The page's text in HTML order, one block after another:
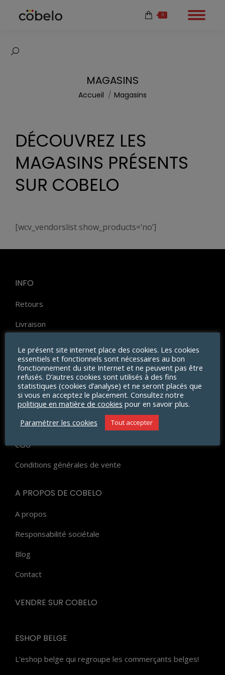
Recherche
0
MAGASINS
Vous êtes ici :
Accueil Magasins
DÉCOUVREZ LES
MAGASINS PRÉSENTS
SUR COBELO
[wcv_vendorslist show_products=’no’]
INFO
Retours
Livraison
FAQ
Politique d’avis
Vie privée
Mentions légales
CGU
Conditions générales de vente
A PROPOS DE COBELO
A propos
Responsabilité sociétale
Blog
Contact
VENDRE SUR COBELO
ESHOP BELGE
L'eshop belge qui regroupe les commerçants belges!
Le présent site internet place des cookies. Les cookies
essentiels et fonctionnels sont nécessaires au bon
fonctionnement du site Internet et ne peuvent pas être
refusés. D’autres cookies sont utilisés à des fins
statistiques (cookies d’analyse) et ne seront placés que
si vous en acceptez le placement. Consultez notre
politique en matière de cookies pour en savoir plus.
Paramétrer les cookies
Tout accepter